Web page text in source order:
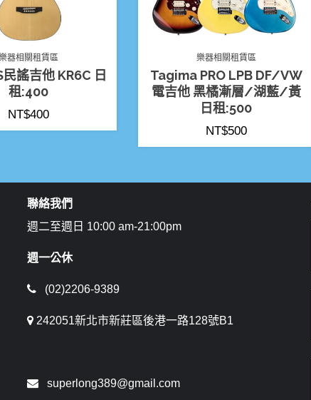
器相關租賃區
民謠吉他 KR6C 日
租:400
NT$400
樂器相關租賃區
Tagima PRO LPB DF/VW
電吉他 黑橘漸層/湖藍/黃
日租:500
NT$500
聯絡我們
週二至週日 10:00 am-21:00pm
週一公休
(02)2206-9389
242051新北市新莊區後港一路128號B1
superlong389@gmail.com